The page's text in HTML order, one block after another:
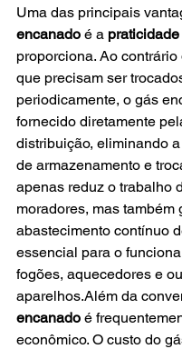
Uma das principais
encanado é a praticidade
proporciona. Ao
que precisam ser
periodicamente, o gás
fornecido diretamente
distribuição, eliminando
de armazenamento e
apenas reduz o trabalho
moradores, mas também
abastecimento contínuo
essencial para o
fogões, aquecedores e
aparelhos.Além da
encanado é
econômico. O custo do